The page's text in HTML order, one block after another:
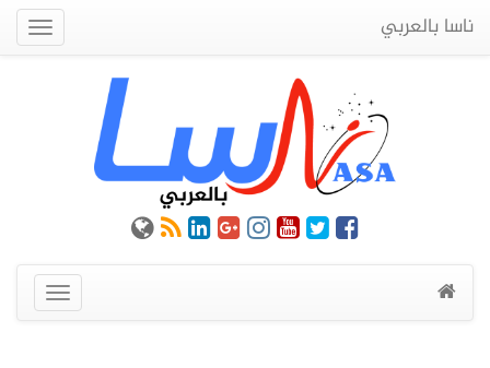
ناسا بالعربي
عرض
القائمة